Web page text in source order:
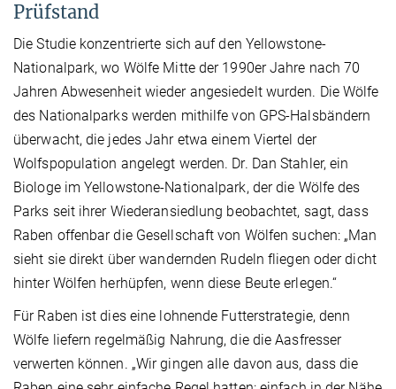
Prüfstand
Die Studie konzentrierte sich auf den Yellowstone-
Nationalpark, wo Wölfe Mitte der 1990er Jahre nach 70
Jahren Abwesenheit wieder angesiedelt wurden. Die Wölfe
des Nationalparks werden mithilfe von GPS-Halsbändern
überwacht, die jedes Jahr etwa einem Viertel der
Wolfspopulation angelegt werden. Dr. Dan Stahler, ein
Biologe im Yellowstone-Nationalpark, der die Wölfe des
Parks seit ihrer Wiederansiedlung beobachtet, sagt, dass
Raben offenbar die Gesellschaft von Wölfen suchen: „Man
sieht sie direkt über wandernden Rudeln fliegen oder dicht
hinter Wölfen herhüpfen, wenn diese Beute erlegen.“
Für Raben ist dies eine lohnende Futterstrategie, denn
Wölfe liefern regelmäßig Nahrung, die die Aasfresser
verwerten können. „Wir gingen alle davon aus, dass die